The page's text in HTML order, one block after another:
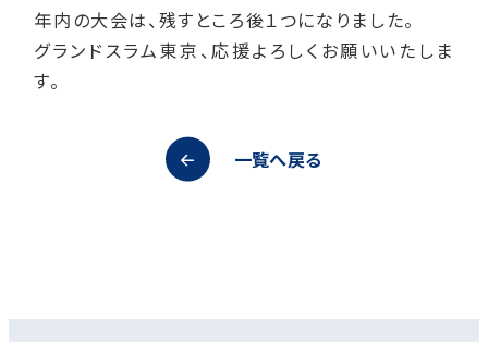
年内の大会は、残すところ後１つになりました。
グランドスラム東京、応援よろしくお願いいたしま
す。
一覧へ戻る